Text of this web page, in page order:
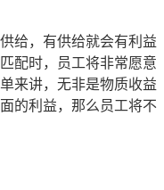
给，有供给就会有利益
配时，员工将非常愿意
来讲，无非是物质收益
的利益，那么员工将不